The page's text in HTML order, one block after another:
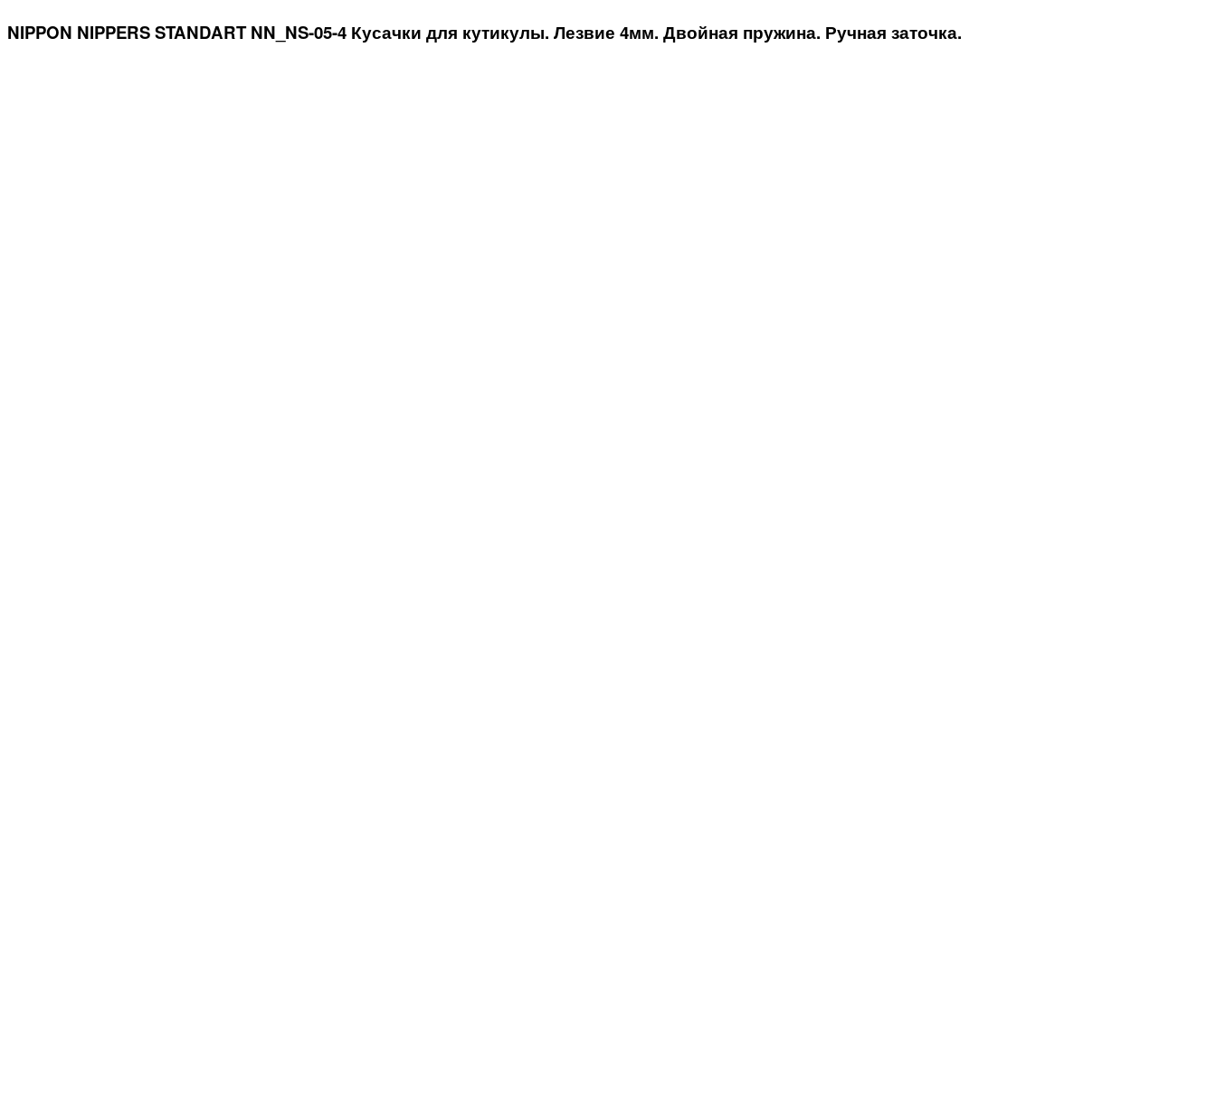
NIPPON NIPPERS STANDART NN_NS-05-4 Кусачки для кутикулы. Лезвие 4мм. Двойная пружина. Ручная заточка.